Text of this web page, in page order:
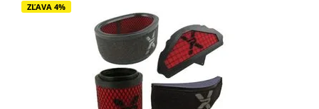
ZĽAVA 4%